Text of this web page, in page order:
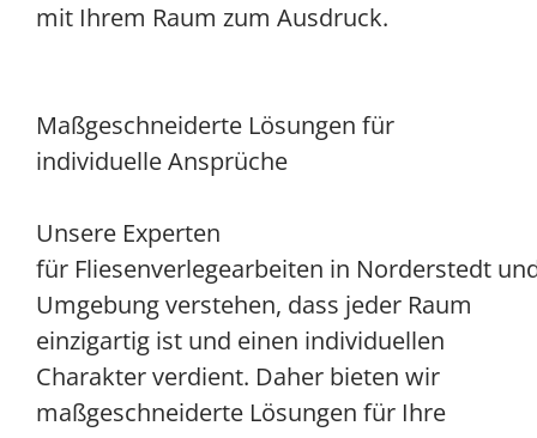
mit Ihrem Raum zum Ausdruck.
Maßgeschneiderte Lösungen für
individuelle Ansprüche
Unsere Experten
für Fliesenverlegearbeiten in Norderstedt
Umgebung verstehen, dass jeder Raum
einzigartig ist und einen individuellen
Charakter verdient. Daher bieten wir
maßgeschneiderte Lösungen für Ihre